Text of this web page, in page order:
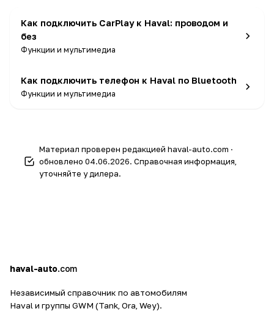
Как подключить CarPlay к Haval: проводом и
без
Функции и мультимедиа
Как подключить телефон к Haval по Bluetooth
Функции и мультимедиа
Материал проверен редакцией haval-auto.com ·
обновлено 04.06.2026. Справочная информация,
уточняйте у дилера.
a
haval-auto.com
Независимый справочник по автомобилям
Haval и группы GWM (Tank, Ora, Wey).